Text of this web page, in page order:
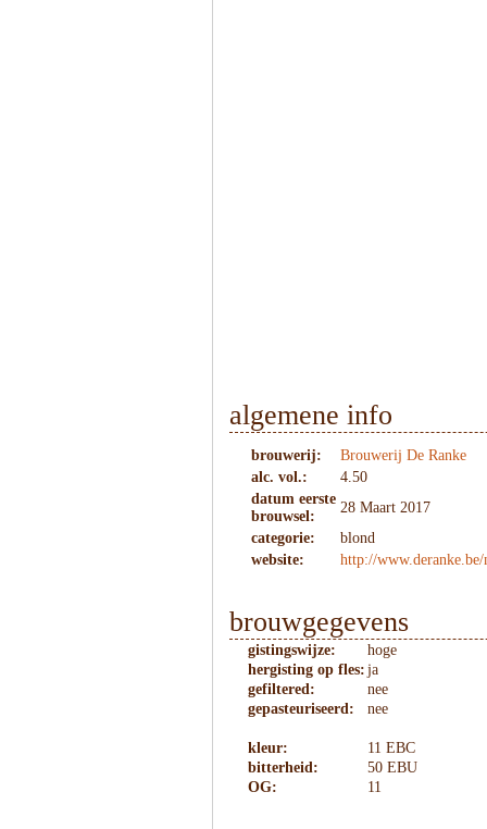
algemene info
brouwerij:
Brouwerij De Ranke
alc. vol.:
4.50
datum eerste
brouwsel:
28 Maart 2017
categorie:
blond
website:
http://
brouwgegevens
gistingswijze:
hoge
hergisting op fles: ja
gefiltered:
nee
gepasteuriseerd:
nee
kleur:
11 EBC
bitterheid:
50 EBU
OG:
11